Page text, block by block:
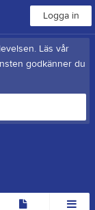
Logga in
Läs vår
godkänner du